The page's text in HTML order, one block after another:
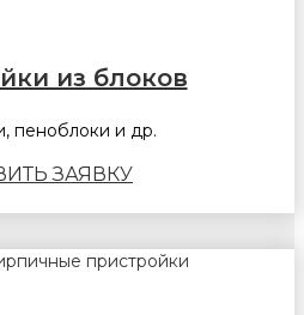
из блоков
пеноблоки и др.
ЗАЯВКУ